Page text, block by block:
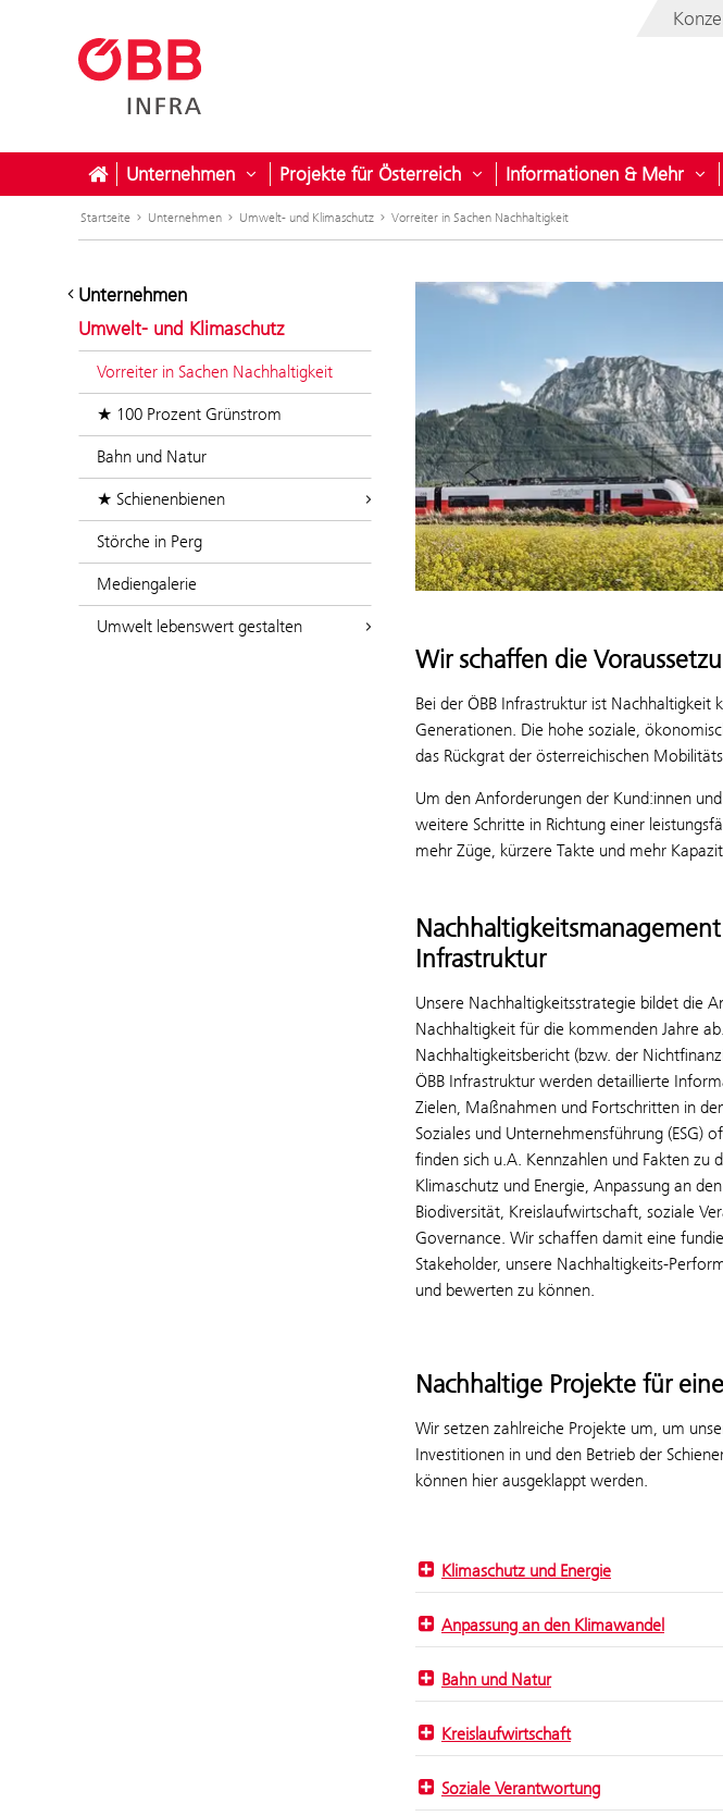
Unternehmen Untermenü öffnen für Unternehmen
Projekte für Österreich Untermenü öffnen für
Informationen & Mehr
Startseite Unternehmen Umwelt- und Klimaschutz Vorreiter in Sachen Nachhaltigkeit
Unternehmen
Umwelt- und Klimaschutz
Vorreiter in Sachen Nachhaltigkeit
★ 100 Prozent Grünstrom
Bahn und Natur
★ Schienenbienen
Störche in Perg
Mediengalerie
Umwelt lebenswert gestalten
Wir schaffen die
Bei der ÖBB Infrastruktur ist
Generationen. Die hohe soziale,
das Rückgrat der österreichischen
Um den Anforderungen der Kund:innen
weitere Schritte in Richtung einer
mehr Züge, kürzere Takte und mehr
Infrastruktur
Unsere Nachhaltigkeitsstrategie bildet die
Nachhaltigkeit für die kommenden Jahre
Nachhaltigkeitsbericht (bzw. der
ÖBB Infrastruktur werden detaillierte
Zielen, Maßnahmen und Fortschritten in
Soziales und Unternehmensführung (ESG)
finden sich u.A. Kennzahlen und Fakten zu
Klimaschutz und Energie, Anpassung an
Biodiversität, Kreislaufwirtschaft, soziale
Governance. Wir schaffen damit eine
Stakeholder, unsere Nachhaltigkeits-
und bewerten zu können.
Nachhaltige Projekte für
Wir setzen zahlreiche Projekte um, um
Investitionen in und den Betrieb der
können hier ausgeklappt werden.­­­­
Klimaschutz und Energie
Anpassung an den Klimawandel
Bahn und Natur
Kreislaufwirtschaft
Soziale Verantwortung